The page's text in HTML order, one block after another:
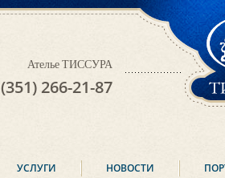
Ателье ТИССУРА
266-21-87
УСЛУГИ НОВОСТИ